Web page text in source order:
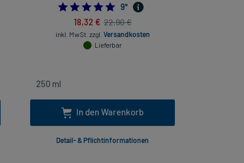
5.0
9*
18,32 € 22,90 €
inkl. MwSt. zzgl. Versandkosten
Lieferbar
In den Warenkorb
Detail- & Pflichtinformationen